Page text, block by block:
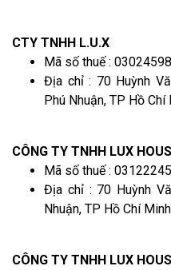
CTY TNHH L.U.X
Mã số thuế :
Địa chỉ : 70 Huỳnh
Phú Nhuận, TP Hồ Chí
CÔNG TY TNHH LUX
Mã số thuế :
Địa chỉ : 70 Huỳnh
Nhuận, TP Hồ Chí Minh
CÔNG TY TNHH LUX